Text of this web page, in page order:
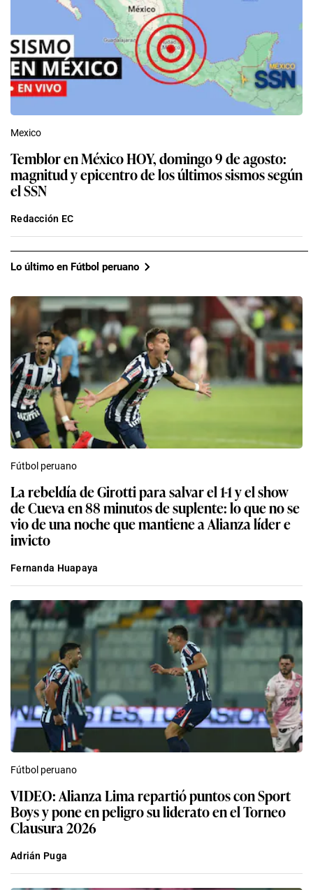
Mexico
Temblor en México HOY, domingo 9 de agosto:
magnitud y epicentro de los últimos sismos según
el SSN
Redacción EC
Lo último en Fútbol peruano
Fútbol peruano
La rebeldía de Girotti para salvar el 1-1 y el show
de Cueva en 88 minutos de suplente: lo que no se
vio de una noche que mantiene a Alianza líder e
invicto
Fernanda Huapaya
Fútbol peruano
VIDEO: Alianza Lima repartió puntos con Sport
Boys y pone en peligro su liderato en el Torneo
Clausura 2026
Adrián Puga